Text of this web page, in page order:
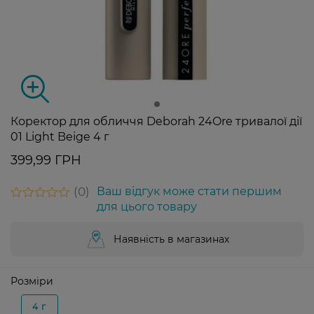
Коректор для обличчя Deborah 24Ore тривалої дії
01 Light Beige 4 г
399,99 ГРН
0
Ваш відгук може стати першим
для цього товару
Наявність в магазинах
Розміри
4 г